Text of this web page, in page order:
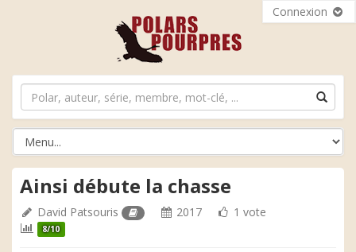
Connexion
Ainsi débute la chasse
David Patsouris 2017 1 vote
8/10